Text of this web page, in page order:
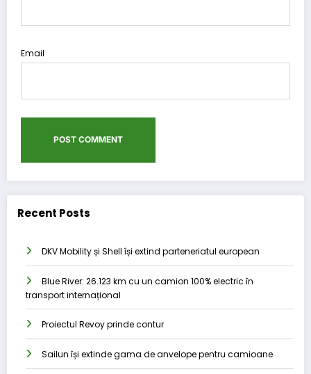
Email
Recent Posts
DKV Mobility și Shell își extind parteneriatul european
Blue River: 26.123 km cu un camion 100% electric în
transport internațional
Proiectul Revoy prinde contur
Sailun își extinde gama de anvelope pentru camioane